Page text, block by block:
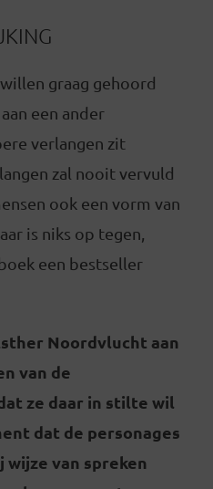
graag gehoord
een ander
verlangen zit
zal nooit vervuld
ook een vorm van
is niks op tegen,
een bestseller
Noordvlucht aan
van de
ze daar in stilte wil
dat de personages
wijze van spreken